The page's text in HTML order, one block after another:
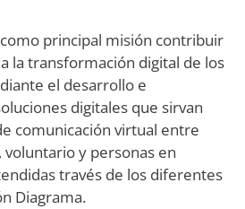
principal misión contribuir
la transformación digital de los
el desarrollo e
digitales que sirvan
comunicación virtual entre
y personas en
través de los diferentes
Diagrama.